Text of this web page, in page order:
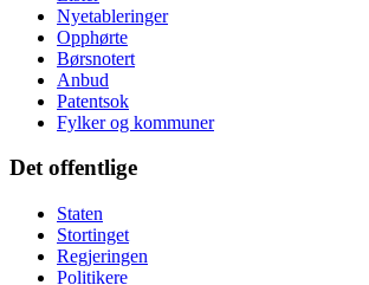
Nyetableringer
Opphørte
Børsnotert
Anbud
Patentsok
Fylker og kommuner
Det offentlige
Staten
Stortinget
Regjeringen
Politikere